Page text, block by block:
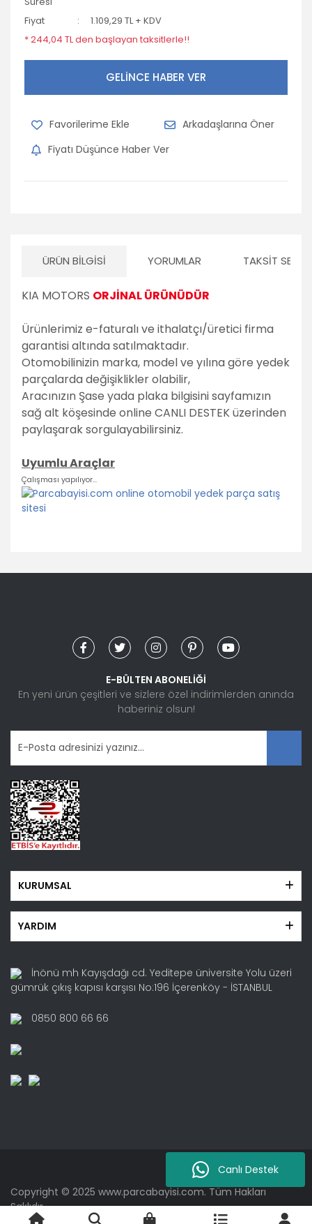
Fiyat
1.109,29 TL + KDV
* 244,04 TL den başlayan taksitlerle!!
GELİNCE HABER VER
Arkadaşlarına Öner
Fiyatı Düşünce Haber Ver
ÜRÜN BILGISI YORUMLAR TAKSIT
KIA MOTORS ORJİNAL ÜRÜNÜDÜR
Ürünlerimiz e-faturalı ve ithalatçı/üretici firma
garantisi altında satılmaktadır.
Otomobilinizin marka, model ve yılına göre yedek
parçalarda değişiklikler olabilir,
Aracınızın Şase yada plaka bilgisini sayfamızın
sağ alt köşesinde online CANLI DESTEK üzerinden
paylaşarak sorgulayabilirsiniz.
Uyumlu Araçlar
Çalışması yapılıyor...
konularda yetersiz gördüğünüz noktaları öneri formunu
Ürün açıklamasında eksik bilgiler bulunuyor.
Ürün bilgilerinde hatalar bulunuyor.
Ürün fiyatı diğer sitelerden daha pahalı.
Bu ürüne benzer farklı alternatifler olmalı.
E-BÜLTEN ABONELİĞİ
En yeni ürün çeşitleri ve sizlere özel indirimlerden anında
haberiniz olsun!
KURUMSAL
YARDIM
İnönü mh Kayışdağı cd. Yeditepe üniversite Yolu üzeri
gümrük çıkış kapısı karşısı No:196 İçerenköy - İSTANBUL
0850 800 66 66
Copyright © 2025 www.parcabayisi.com. Tüm Hakları
Saklıdır.
Canlı Destek